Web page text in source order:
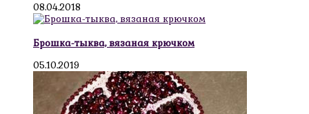
08.04.2018
Брошка-тыква, вязаная крючком
05.10.2019